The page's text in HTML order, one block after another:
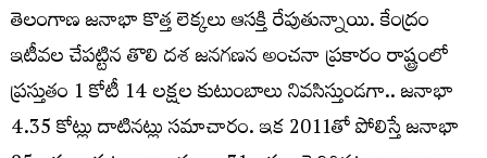
తెలంగాణ జనాభా కొత్త లెక్కలు ఆసక్తి రేపుతున్నాయి. కేంద్రం
ఇటీవల చేపట్టిన తొలి దశ జనగణన అంచనా ప్రకారం రాష్ట్రంలో
ప్రస్తుతం 1 కోటీ 14 లక్షల కుటుంబాలు నివసిస్తుండగా.. జనాభా
4.35 కోట్లు దాటినట్లు సమాచారం. ఇక 2011తో పోలిస్తే జనాభా